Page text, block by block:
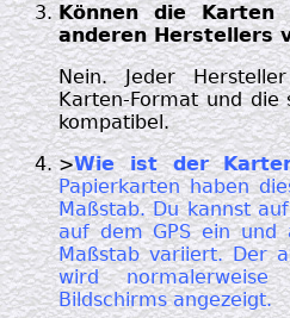
Können die Karten
anderen Herstellers
Nein. Jeder
Karten-Format und die
kompatibel.
>Wie ist der
Papierkarten haben
Maßstab. Du kannst
auf dem GPS ein und
Maßstab variiert. Der
wird
Bildschirms angezeigt.